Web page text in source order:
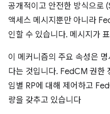
공개적이고 안전한 방식으로
액세스 메시지뿐만 아니라
인할 수 있습니다. 메시지가
이 메커니즘의 주요 속성은
다는 것입니다. FedCM 권한
임별 RP에 대해 제어하고
량을 갖추고 있습니다